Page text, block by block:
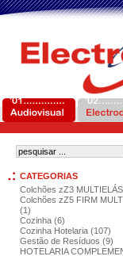
CATEGORIAS
Colchões zZ3
Colchões zZ5 FIRM
(1)
Cozinha (6)
Cozinha Hotelaria (107)
Gestão de Resíduos (9)
HOTELARIA